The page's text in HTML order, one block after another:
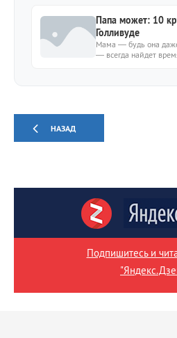
Папа может: 10
Голливуде
Мама — будь она
— всегда найдет
НАЗАД
Подпишитесь и